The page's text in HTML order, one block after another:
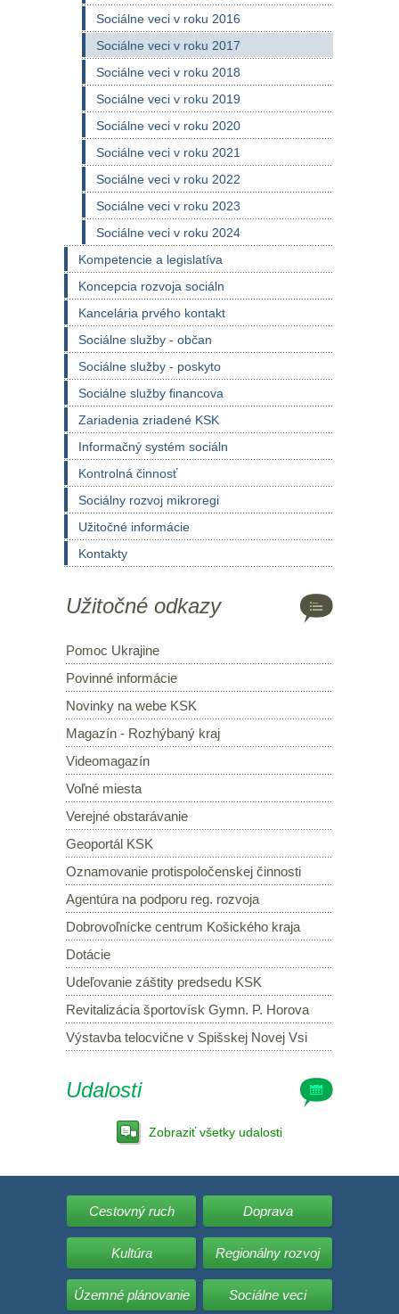
Sociálne veci v roku 2016
Sociálne veci v roku 2017
Sociálne veci v roku 2018
Sociálne veci v roku 2019
Sociálne veci v roku 2020
Sociálne veci v roku 2021
Sociálne veci v roku 2022
Sociálne veci v roku 2023
Sociálne veci v roku 2024
Kompetencie a legislatíva
Koncepcia rozvoja sociáln
Kancelária prvého kontakt
Sociálne služby - občan
Sociálne služby - poskyto
Sociálne služby financova
Zariadenia zriadené KSK
Informačný systém sociáln
Kontrolná činnosť
Sociálny rozvoj mikroregi
Užitočné informácie
Kontakty
Užitočné odkazy
Pomoc Ukrajine
Povinné informácie
Novinky na webe KSK
Magazín - Rozhýbaný kraj
Videomagazín
Voľné miesta
Verejné obstarávanie
Geoportál KSK
Oznamovanie protispoločenskej činnosti
Agentúra na podporu reg. rozvoja
Dobrovoľnícke centrum Košického kraja
Dotácie
Udeľovanie záštity predsedu KSK
Revitalizácia športovísk Gymn. P. Horova
Výstavba telocvične v Spišskej Novej Vsi
Udalosti
Zobraziť všetky udalosti
Cestovný ruch Doprava
Kultúra Regionálny rozvoj
Územné plánovanie Sociálne veci